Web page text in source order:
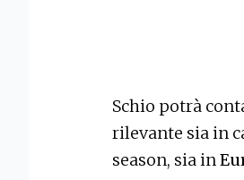
Schio potrà
rilevante sia in
season, sia in